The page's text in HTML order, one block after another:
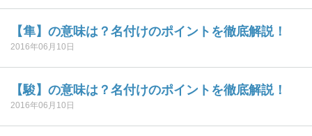
【隼】の意味は？名付けのポイントを徹底解説！
2016年06月10日
【駿】の意味は？名付けのポイントを徹底解説！
2016年06月10日